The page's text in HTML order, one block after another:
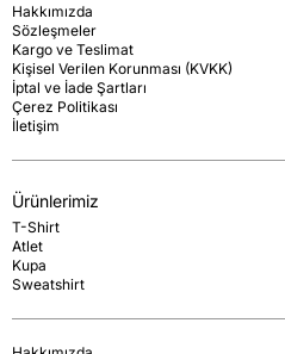
Hakkımızda
Sözleşmeler
Kargo ve Teslimat
Kişisel Verilen Korunması (KVKK)
İptal ve İade Şartları
Çerez Politikası
İletişim
Ürünlerimiz
T-Shirt
Atlet
Kupa
Sweatshirt